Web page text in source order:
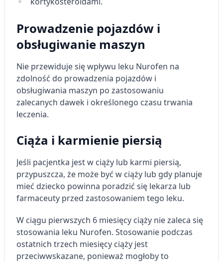
Prowadzenie pojazdów i
obsługiwanie maszyn
Nie przewiduje się wpływu leku Nurofen na
zdolność do prowadzenia pojazdów i
obsługiwania maszyn po zastosowaniu
zalecanych dawek i określonego czasu trwania
leczenia.
Ciąża i karmienie piersią
Jeśli pacjentka jest w ciąży lub karmi piersią,
przypuszcza, że może być w ciąży lub gdy planuje
mieć dziecko powinna poradzić się lekarza lub
farmaceuty przed zastosowaniem tego leku.
W ciągu pierwszych 6 miesięcy ciąży nie zaleca się
stosowania leku Nurofen. Stosowanie podczas
ostatnich trzech miesięcy ciąży jest
przeciwwskazane, ponieważ mogłoby to